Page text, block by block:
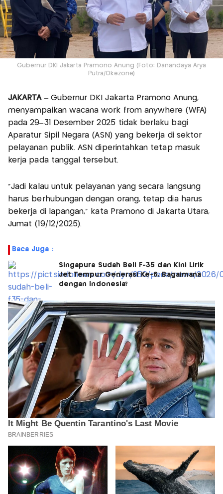
Gubernur DKI Jakarta Pramono Anung (Foto: Danandaya Arya
Putra/Okezone)
JAKARTA– Gubernur DKI Jakarta Pramono Anung,
menyampaikan wacana work from anywhere (WFA)
pada 29–31 Desember 2025 tidak berlaku bagi
Aparatur Sipil Negara (ASN) yang bekerja di sektor
pelayanan publik. ASN diperintahkan tetap masuk
kerja pada tanggal tersebut.
“Jadi kalau untuk pelayanan yang secara langsung
harus berhubungan dengan orang, tetap dia harus
bekerja di lapangan,” kata Pramono di Jakarta Utara,
Jumat (19/12/2025).
Baca Juga :
Singapura Sudah Beli F-35 dan Kini Lirik
Jet Tempur Generasi Ke-6, Bagaimana
dengan Indonesia?